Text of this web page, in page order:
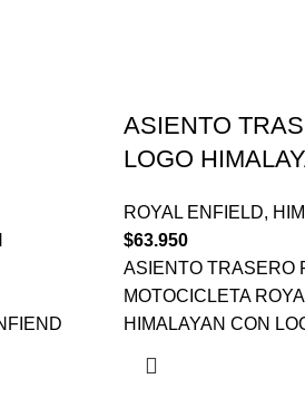
ASIENTO
LOGO
ROYAL ENFIELD,
$63.950
ASIENTO TRASERO
MOTOCICLETA
HIMALAYAN CON